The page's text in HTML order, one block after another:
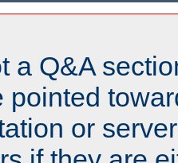
a Q&A
pointed
or